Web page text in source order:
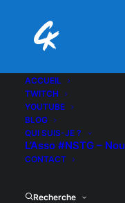
ACCUEIL
TWITCH
YOUTUBE
BLOG
QUI SUIS-JE ?
L’Asso #NSTG –
CONTACT
Recherche